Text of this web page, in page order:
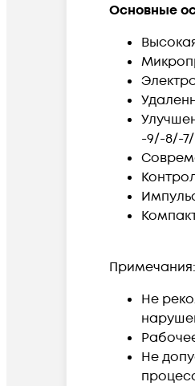
Основные
-9/-8/-
Примечания:
Не
Не